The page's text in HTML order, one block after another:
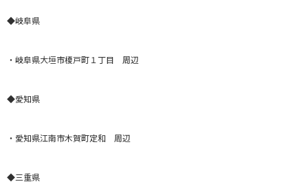
◆岐阜県
・岐阜県大垣市榎戸町１丁目 周辺
◆愛知県
・愛知県江南市木賀町定和 周辺
◆三重県